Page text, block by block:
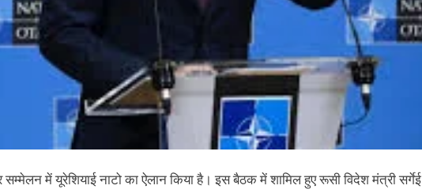
में यूरेशियाई नाटो का ऐलान किया है। इस बैठक में शामिल हुए रूसी विदेश मंत्री सर्गेई